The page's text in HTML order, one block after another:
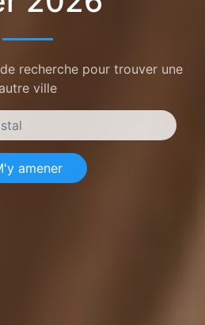
recherche pour trouver une
autre ville
amener